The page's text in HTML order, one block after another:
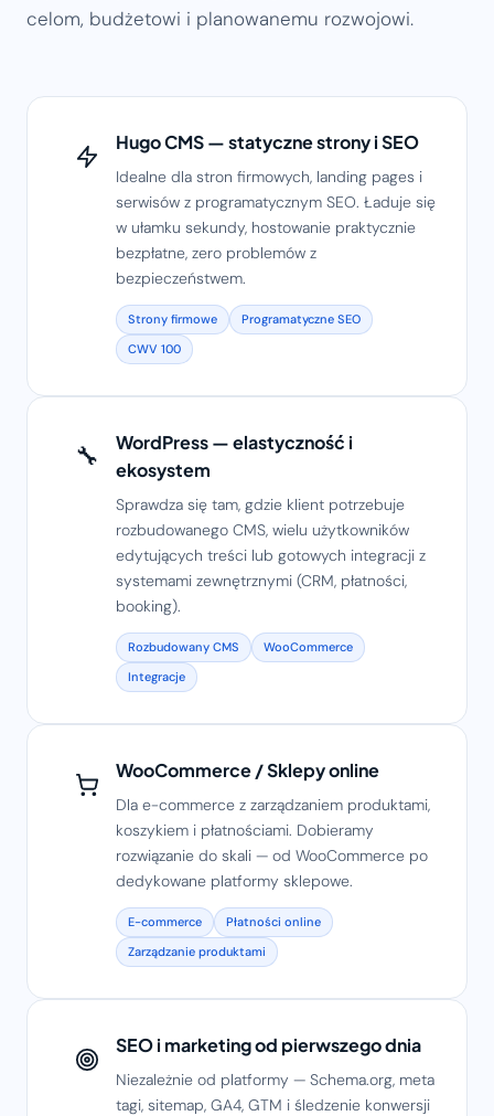
celom, budżetowi i planowanemu rozwojowi.
Hugo CMS — statyczne strony i SEO
Idealne dla stron firmowych, landing pages i
serwisów z programatycznym SEO. Ładuje się
w ułamku sekundy, hostowanie praktycznie
bezpłatne, zero problemów z
bezpieczeństwem.
Strony firmowe
Programatyczne SEO
CWV 100
🔧
WordPress — elastyczność i
ekosystem
Sprawdza się tam, gdzie klient potrzebuje
rozbudowanego CMS, wielu użytkowników
edytujących treści lub gotowych integracji z
systemami zewnętrznymi (CRM, płatności,
booking).
Rozbudowany CMS
WooCommerce
Integracje
WooCommerce / Sklepy online
Dla e-commerce z zarządzaniem produktami,
koszykiem i płatnościami. Dobieramy
rozwiązanie do skali — od WooCommerce po
dedykowane platformy sklepowe.
E-commerce
Płatności online
Zarządzanie produktami
SEO i marketing od pierwszego dnia
Niezależnie od platformy — Schema.org, meta
tagi, sitemap, GA4, GTM i śledzenie konwersji